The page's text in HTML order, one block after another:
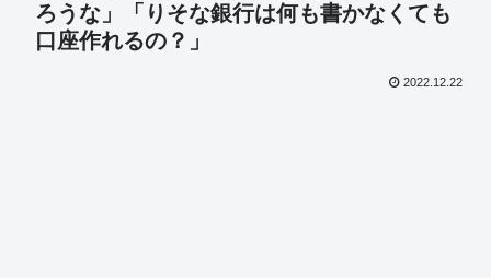
ろうな」「りそな銀行は何も書かなくても
口座作れるの？」
2022.12.22